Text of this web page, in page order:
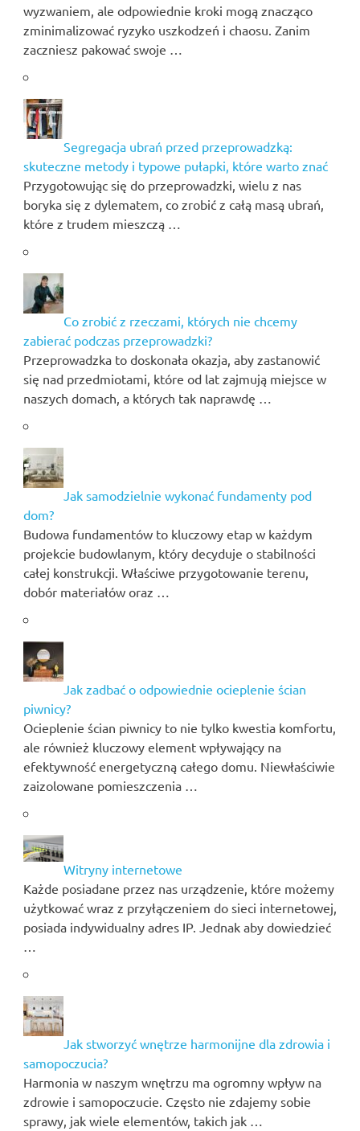
wyzwaniem, ale odpowiednie kroki mogą znacząco
zminimalizować ryzyko uszkodzeń i chaosu. Zanim
zaczniesz pakować swoje …
Segregacja ubrań przed przeprowadzką:
skuteczne metody i typowe pułapki, które warto znać
Przygotowując się do przeprowadzki, wielu z nas
boryka się z dylematem, co zrobić z całą masą ubrań,
które z trudem mieszczą …
Co zrobić z rzeczami, których nie chcemy
zabierać podczas przeprowadzki?
Przeprowadzka to doskonała okazja, aby zastanowić
się nad przedmiotami, które od lat zajmują miejsce w
naszych domach, a których tak naprawdę …
Jak samodzielnie wykonać fundamenty pod
dom?
Budowa fundamentów to kluczowy etap w każdym
projekcie budowlanym, który decyduje o stabilności
całej konstrukcji. Właściwe przygotowanie terenu,
dobór materiałów oraz …
Jak zadbać o odpowiednie ocieplenie ścian
piwnicy?
Ocieplenie ścian piwnicy to nie tylko kwestia komfortu,
ale również kluczowy element wpływający na
efektywność energetyczną całego domu. Niewłaściwie
zaizolowane pomieszczenia …
Witryny internetowe
Każde posiadane przez nas urządzenie, które możemy
użytkować wraz z przyłączeniem do sieci internetowej,
posiada indywidualny adres IP. Jednak aby dowiedzieć
Jak stworzyć wnętrze harmonijne dla zdrowia i
samopoczucia?
Harmonia w naszym wnętrzu ma ogromny wpływ na
zdrowie i samopoczucie. Często nie zdajemy sobie
sprawy, jak wiele elementów, takich jak …